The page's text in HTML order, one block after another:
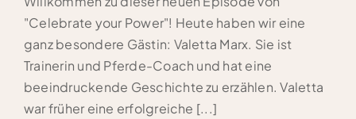
"Celebrate your Power"! Heute haben wir eine
ganz besondere Gästin: Valetta Marx. Sie ist
Trainerin und Pferde-Coach und hat eine
beeindruckende Geschichte zu erzählen. Valetta
war früher eine erfolgreiche [...]